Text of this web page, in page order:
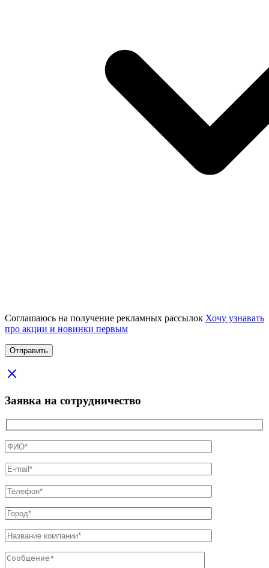
Соглашаюсь на получение рекламных рассылок Хочу узнавать
про акции и новинки первым
Заявка на сотрудничество